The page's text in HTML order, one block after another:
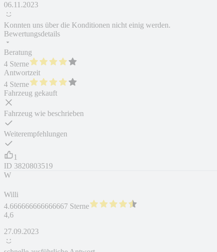
06.11.2023
Konnten uns über die Konditionen nicht einig werden.
Bewertungsdetails
Beratung
4 Sterne
Antwortzeit
4 Sterne
Fahrzeug gekauft
Fahrzeug wie beschrieben
Weiterempfehlungen
1
ID 3820803519
W
Willi
4.666666666666667 Sterne
4,6
27.09.2023